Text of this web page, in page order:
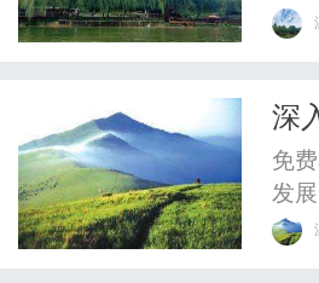
深
免
发
能